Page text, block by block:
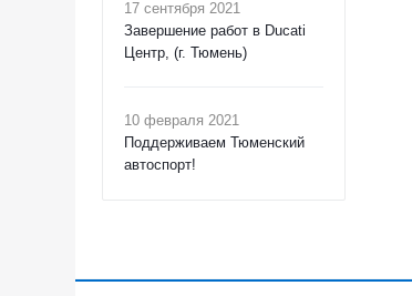
17 сентября 2021
Завершение работ в Ducati
Центр, (г. Тюмень)
10 февраля 2021
Поддерживаем Тюменский
автоспорт!